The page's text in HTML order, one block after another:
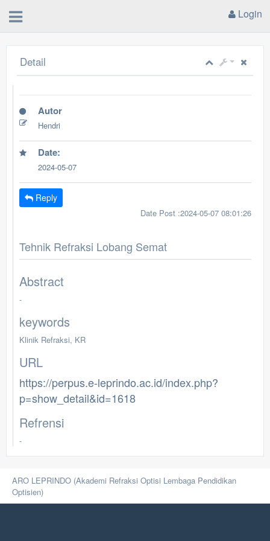
Login
Detail
Autor
Hendri
Date:
2024-05-07
Reply
Date Post :2024-05-07 08:01:26
Tehnik Refraksi Lobang Semat
Abstract
-
keywords
Klinik Refraksi, KR
URL
https://perpus.e-leprindo.ac.id/index.php?
p=show_detail&id=1618
Refrensi
-
ARO LEPRINDO (Akademi Refraksi Optisi Lembaga Pendidikan
Optisien)